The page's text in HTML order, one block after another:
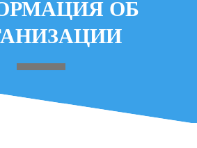
ОБ